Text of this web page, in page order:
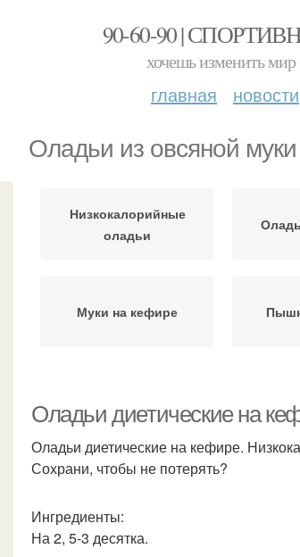
90-60-90 |
хочешь изменить мир
главная новости
Оладьи из овсяной муки
Низкокалорийные
оладьи
Муки на кефире
Оладьи диетические на
Оладьи диетические на кефире.
Сохрани, чтобы не потерять?
Ингредиенты:
На 2, 5-3 десятка.